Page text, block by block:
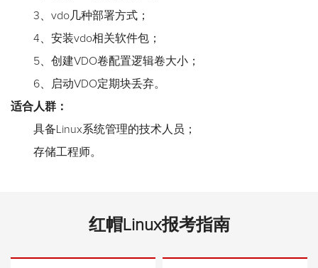
3、vdo几种部署方式；
4、安装vdo相关软件包；
5、创建VDO卷配置逻辑卷大小；
6、启动VDO定期块丢弃。
适合人群：
具备Linux系统管理的技术人员；
存储工程师。
红帽Linux报考指南